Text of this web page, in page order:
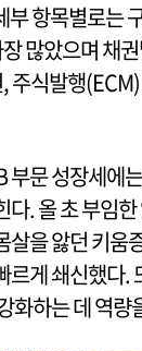
부 항목별로는
많았으며 채
주식발행
부문 성장세에
다. 올 초 부임
살을 앓던 키움
르게 쇄신했다.
화하는 데 역량